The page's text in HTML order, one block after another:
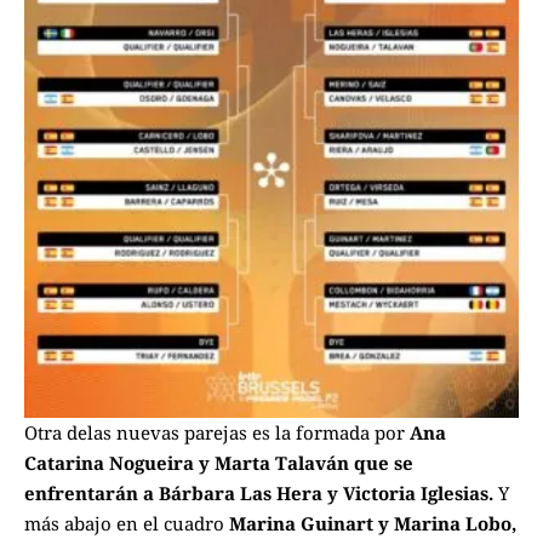
Otra delas nuevas parejas es la formada por Ana
Catarina Nogueira y Marta Talaván que se
enfrentarán a Bárbara Las Hera y Victoria Iglesias. Y
más abajo en el cuadro Marina Guinart y Marina Lobo,